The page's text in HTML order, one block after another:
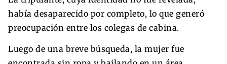
había desaparecido por completo, lo que generó
preocupación entre los colegas de cabina.
Luego de una breve búsqueda, la mujer fue